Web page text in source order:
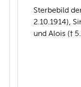
Sterbebild
2.10.1914),
und Alois (†